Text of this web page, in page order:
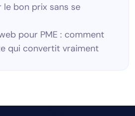
bon prix sans se
pour PME : comment
qui convertit vraiment